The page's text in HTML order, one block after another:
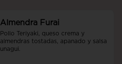
Almendra Furai
Pollo Teriyaki, queso crema y
almendras tostadas, apanado y salsa
unagui.